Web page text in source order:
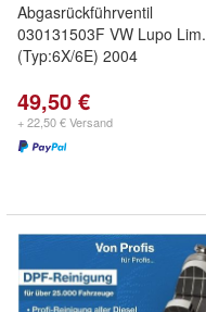
Abgasrückführventil
030131503F VW Lupo Lim.
(Typ:6X/6E) 2004
49,50 €
+ 22,50 € Versand